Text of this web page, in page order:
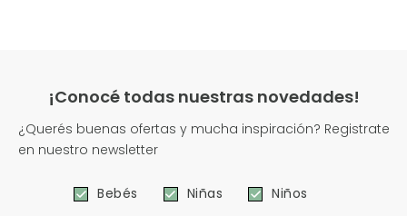
¡Conocé todas nuestras novedades!
¿Querés buenas ofertas y mucha inspiración? Registrate
en nuestro newsletter
Bebés Niñas Niños